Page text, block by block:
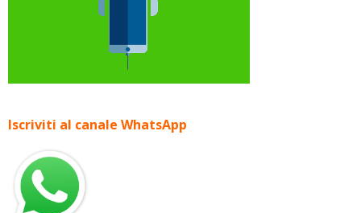
Iscriviti al canale WhatsApp